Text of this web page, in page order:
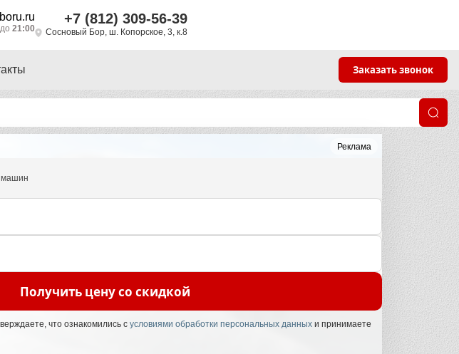
до 21:00
+7 (812) 309-56-39
Сосновый Бор, ш. Копорское, 3, к.8
Заказать звонок
Реклама
машин
Получить цену со скидкой
что ознакомились сусловиями обработки персональных данных и принимаете